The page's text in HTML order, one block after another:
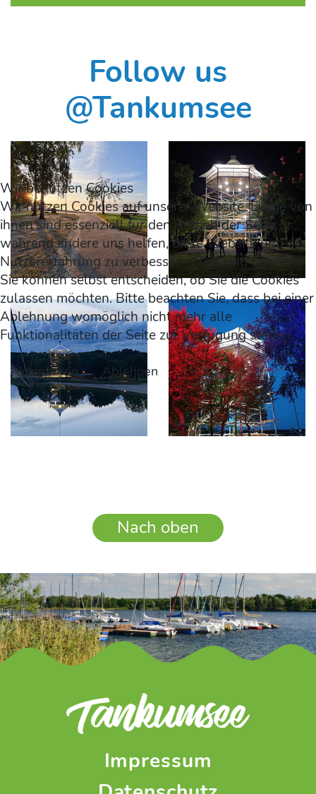
Follow us
@Tankumsee
Nach oben
Impressum
Wir benutzen Cookies
Wir nutzen Cookies auf unserer Website. Einige von
ihnen sind essenziell für den Betrieb der Seite,
während andere uns helfen, diese Website und die
Nutzererfahrung zu verbessern (Tracking Cookies).
Sie können selbst entscheiden, ob Sie die Cookies
zulassen möchten. Bitte beachten Sie, dass bei einer
Ablehnung womöglich nicht mehr alle
Funktionalitäten der Seite zur Verfügung stehen.
Akzeptieren Ablehnen